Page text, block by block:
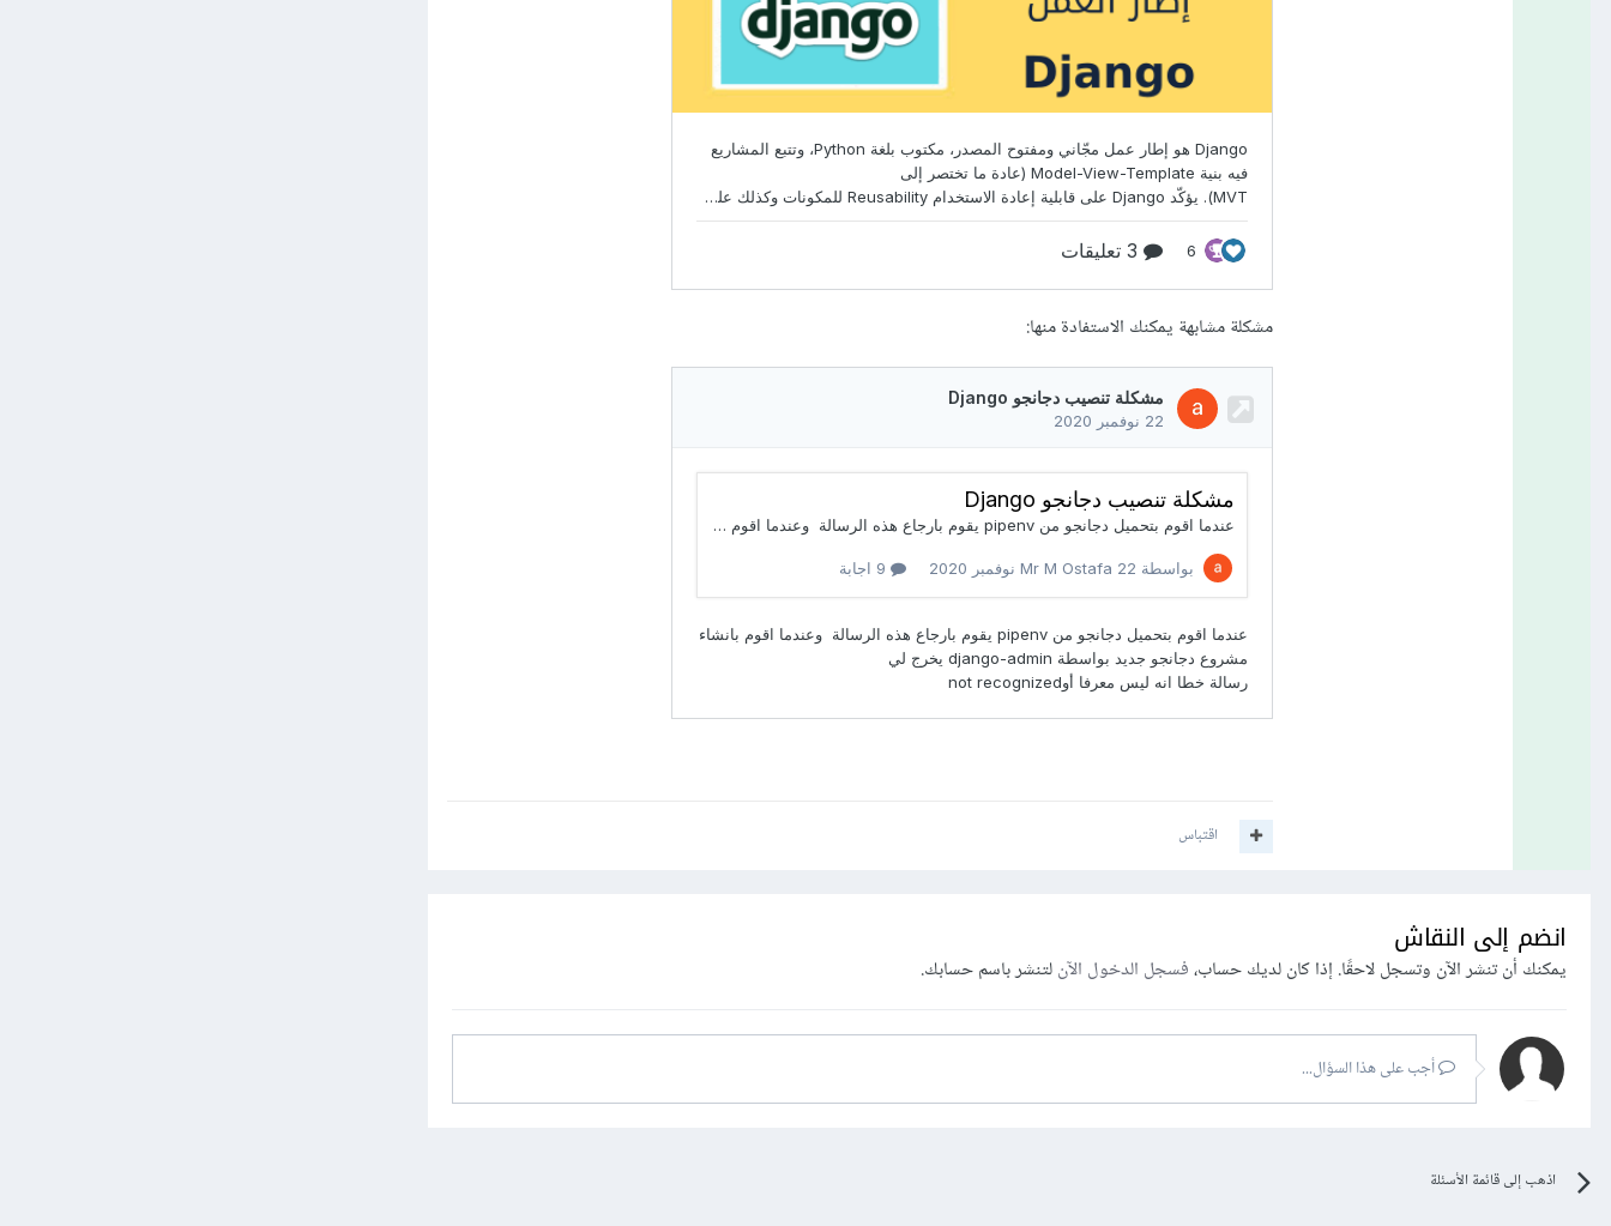
مشكلة مشابهة يمكنك الاستفادة منها:
اقتباس
انضم إلى النقاش
يمكنك أن تنشر الآن وتسجل لاحقًا. إذا كان لديك حساب،فسجل الدخول الآنلتنشر باسم حسابك.
أجب على هذا السؤال...
اذهب إلى قائمة الأسئلة